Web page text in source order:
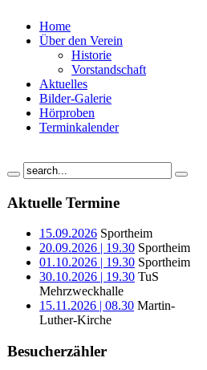
Home
Über den Verein
Historie
Vorstandschaft
Aktuelles
Bilder-Galerie
Hörproben
Terminkalender
Aktuelle Termine
15.09.2026 Sportheim
20.09.2026 | 19.30 Sportheim
01.10.2026 | 19.30 Sportheim
30.10.2026 | 19.30 TuS
Mehrzweckhalle
15.11.2026 | 08.30 Martin-
Luther-Kirche
Besucherzähler